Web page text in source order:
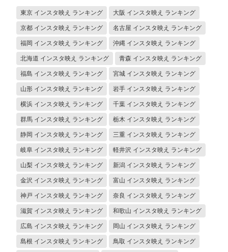
東京 インスタ映え ランキング 大阪 インスタ映え ランキング
京都 インスタ映え ランキング 名古屋 インスタ映え ランキング
福岡 インスタ映え ランキング 沖縄 インスタ映え ランキング
北海道 インスタ映え ランキング 青森 インスタ映え ランキング
福島 インスタ映え ランキング 宮城 インスタ映え ランキング
山形 インスタ映え ランキング 岩手 インスタ映え ランキング
横浜 インスタ映え ランキング 千葉 インスタ映え ランキング
群馬 インスタ映え ランキング 栃木 インスタ映え ランキング
静岡 インスタ映え ランキング 三重 インスタ映え ランキング
岐阜 インスタ映え ランキング 軽井沢 インスタ映え ランキング
山梨 インスタ映え ランキング 新潟 インスタ映え ランキング
金沢 インスタ映え ランキング 富山 インスタ映え ランキング
神戸 インスタ映え ランキング 奈良 インスタ映え ランキング
滋賀 インスタ映え ランキング 和歌山 インスタ映え ランキング
広島 インスタ映え ランキング 岡山 インスタ映え ランキング
島根 インスタ映え ランキング 鳥取 インスタ映え ランキング